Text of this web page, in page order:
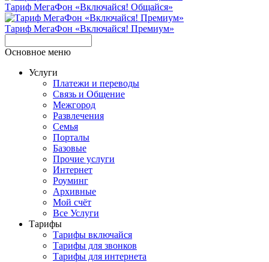
Тариф МегаФон «Включайся! Общайся»
Тариф МегаФон «Включайся! Премиум»
Основное меню
Услуги
Платежи и переводы
Связь и Общение
Межгород
Развлечения
Семья
Порталы
Базовые
Прочие услуги
Интернет
Роуминг
Архивные
Мой счёт
Все Услуги
Тарифы
Тарифы включайся
Тарифы для звонков
Тарифы для интернета